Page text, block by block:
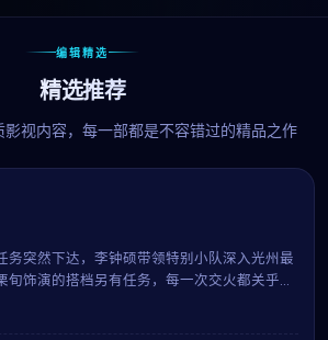
编辑精选
精选推荐
视内容，每一部都是不容错过的精品之作
务突然下达，李钟硕带领特别小队深入光州最
饰演的搭档另有任务，每一次交火都关乎信
硬核动作场面再度升级。